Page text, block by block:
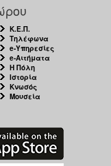
Κ.Ε.Π.
Τηλέφωνα
e-Υπηρεσίες
e-Αιτήματα
Η Πόλη
Ιστορία
Κνωσός
Μουσεία